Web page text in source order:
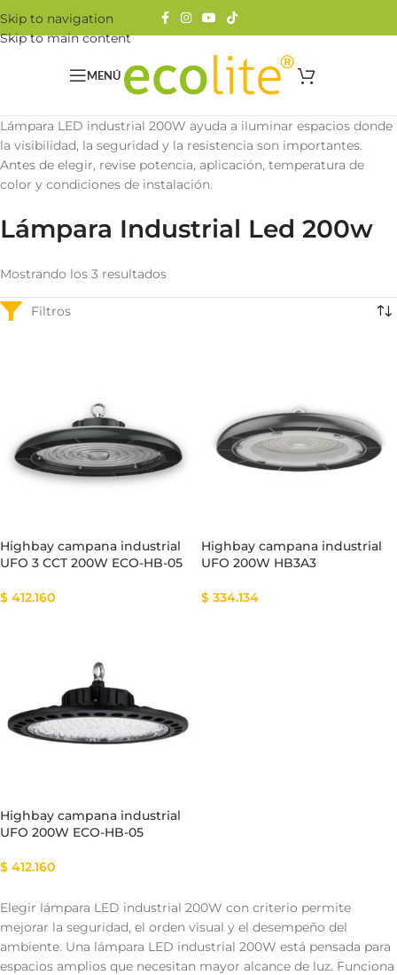
Skip to navigation
Skip to main content
MENÚ
Lámpara LED industrial 200W ayuda a iluminar espacios donde
la visibilidad, la seguridad y la resistencia son importantes.
Antes de elegir, revise potencia, aplicación, temperatura de
color y condiciones de instalación.
Lámpara Industrial Led 200w
Mostrando los 3 resultados
Highbay campana industrial
UFO 3 CCT 200W ECO-HB-05
$ 412.160
Highbay campana industrial
UFO 200W HB3A3
$ 334.134
Highbay campana industrial
UFO 200W ECO-HB-05
$ 412.160
Elegir lámpara LED industrial 200W con criterio permite
mejorar la seguridad, el orden visual y el desempeño del
ambiente. Una lámpara LED industrial 200W está pensada para
espacios amplios que necesitan mayor alcance de luz. Funciona